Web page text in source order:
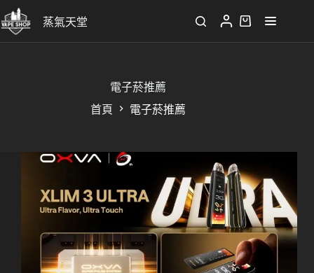
蒸氣天堂
電子菸推薦
首頁
電子菸推薦